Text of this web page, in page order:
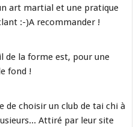
art martial et une pratique
:-)A recommander !
de la forme est, pour une
fond !
de choisir un club de tai chi à
Attiré par leur site